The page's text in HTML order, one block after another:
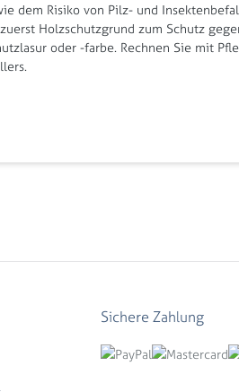
dem Risiko von Pilz- und
Holzschutzgrund zum Schutz
oder -farbe. Rechnen Sie mit
Sichere Zahlung